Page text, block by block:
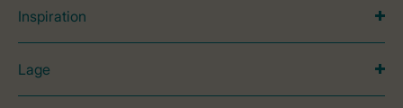
Inspiration
Lage